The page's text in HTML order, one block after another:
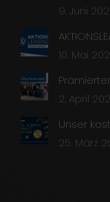
9. Juni
10. Mai
2. April
Unser
25. März